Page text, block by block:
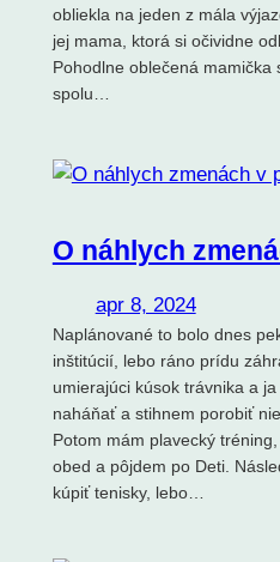
obliekla na jeden z mála
jej mama, ktorá si očividne
Pohodlne oblečená
spolu…
O náhlych
apr 8, 2024
Naplánované to bolo dnes
inštitúcií, lebo ráno prídu
umierajúci kúsok trávnika a
naháňať a stihnem porobiť
Potom mám plavecký
obed a pôjdem po Deti.
kúpiť tenisky, lebo…